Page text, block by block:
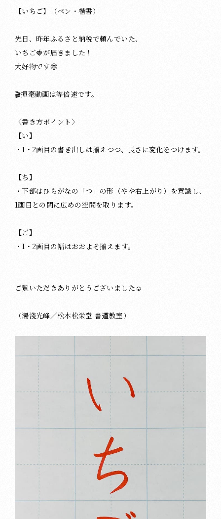
【いちご】（ペン・楷書）
先日、昨年ふるさと納税で頼んでいた、
いちご🍓が届きました！
大好物です🤩
🎬揮毫動画は等倍速です。
〈書き方ポイント〉
【い】
・1・2画目の書き出しは揃えつつ、長さに変化をつけます。
【ち】
・下部はひらがなの「つ」の形（やや右上がり）を意識し、
1画目との間に広めの空間を取ります。
【ご】
・1・2画目の幅はおおよそ揃えます。
ご覧いただきありがとうございました☺️⁡
（湯淺光峰／松本松栄堂 書道教室）